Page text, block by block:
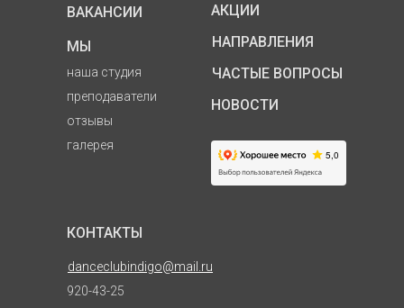
АКЦИИ
ВАКАНСИИ
ЧАСТЫЕ ВОПРОСЫ
НАПРАВЛЕНИЯ
НОВОСТИ
МЫ
наша студия
преподаватели
отзывы
галерея
КОНТАКТЫ
danceclubindigo@mail.ru
920-43-25